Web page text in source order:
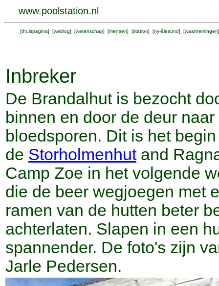
www.poolstation.nl
[thuispagina] [weblog] [wetenschap] [mensen] [station] [ny-ålesund] [waarnemingen
Inbreker
De Brandalhut is bezocht
binnen en door de deur
bloedsporen. Dit is het
de Storholmenhutand
Camp Zoe in het volgende
die de beer wegjoegen met
ramen van de hutten beter
achterlaten. Slapen in een
spannender. De foto's zijn
Jarle Pedersen.